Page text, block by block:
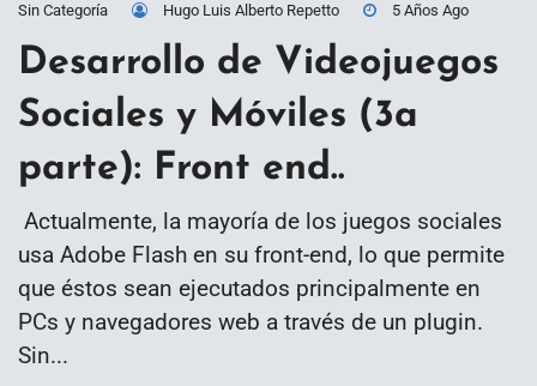
Sin Categoría Hugo Luis Alberto Repetto 5 Años Ago
Desarrollo de Videojuegos
Sociales y Móviles (3a
parte): Front end..
Actualmente, la mayoría de los juegos sociales
usa Adobe Flash en su front-end, lo que permite
que éstos sean ejecutados principalmente en
PCs y navegadores web a través de un plugin.
Sin...